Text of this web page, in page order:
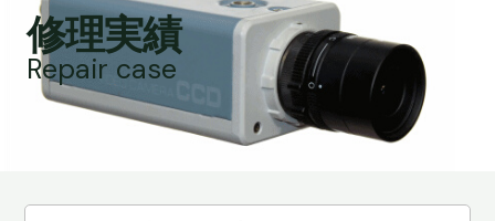
修理実績
Repair case